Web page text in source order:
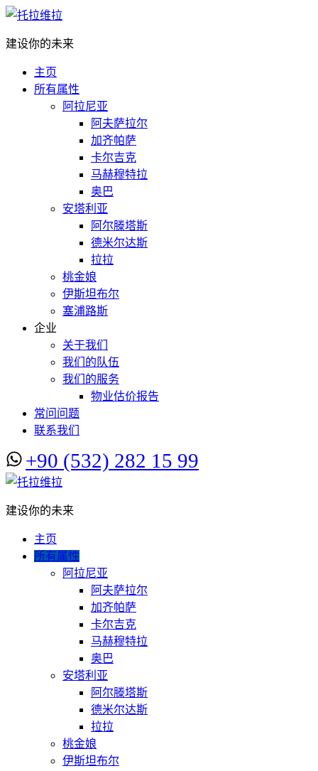
建设你的未来
主页
所有属性
阿拉尼亚
阿夫萨拉尔
加齐帕萨
卡尔吉克
马赫穆特拉
奥巴
安塔利亚
阿尔滕塔斯
德米尔达斯
拉拉
桃金娘
伊斯坦布尔
塞浦路斯
企业
关于我们
我们的队伍
我们的服务
物业估价报告
常问问题
联系我们
+90 (532) 282 15 99
建设你的未来
主页
所有属性
阿拉尼亚
阿夫萨拉尔
加齐帕萨
卡尔吉克
马赫穆特拉
奥巴
安塔利亚
阿尔滕塔斯
德米尔达斯
拉拉
桃金娘
伊斯坦布尔